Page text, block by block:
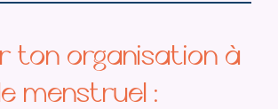
ton organisation à
menstruel :